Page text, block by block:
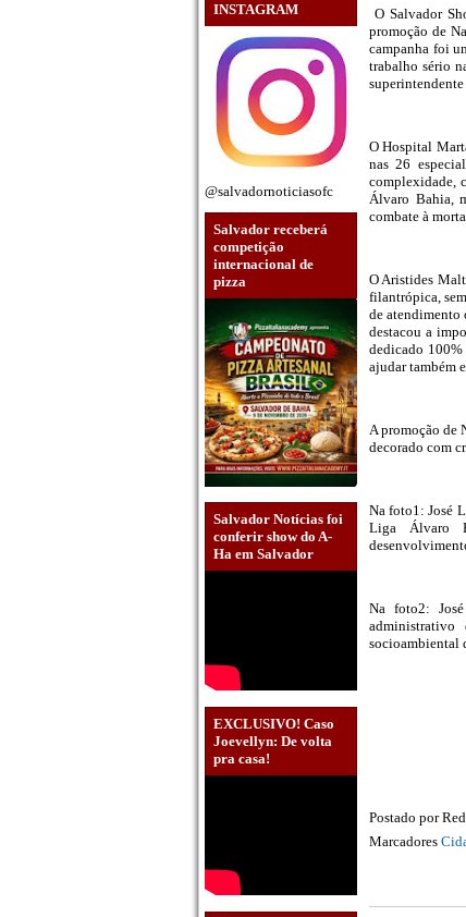
INSTAGRAM
@salvadornoticiasofc
Salvador receberá
competição
internacional de
pizza
Salvador Notícias foi
conferir show do A-
Ha em Salvador
EXCLUSIVO! Caso
Joevellyn: De volta
pra casa!
O Salvador
promoção de
campanha foi
trabalho sério
O Hospital
nas 26
complexidade,
Álvaro Bahia,
combate à
O Aristides
filantrópica,
de atendimento
destacou a
dedicado 100%
ajudar também
A promoção de
decorado com
Na foto1: José
Liga Álvaro
Na foto2:
administrativo
socioambiental
Postado por
Marcadores